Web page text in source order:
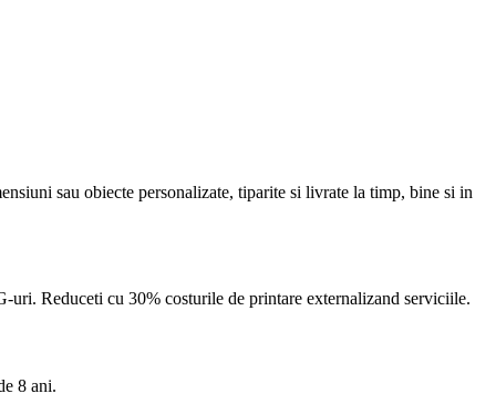
sau obiecte personalizate, tiparite si livrate la timp, bine si in
Reduceti cu 30% costurile de printare externalizand serviciile.
8 ani.